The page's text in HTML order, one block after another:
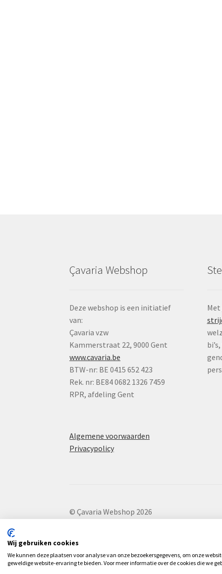
Çavaria Webshop
Deze webshop is een initiatief
van:
Çavaria vzw
Kammerstraat 22, 9000 Gent
www.cavaria.be
BTW-nr: BE 0415 652 423
Rek. nr: BE84 0682 1326 7459
RPR, afdeling Gent
Algemene voorwaarden
Privacypolicy
Met
© Çavaria Webshop 2026
Wij gebruiken cookies
We kunnen deze plaatsen voor analyse van onze bezoekersgegevens, om onze
geweldige website-ervaring te bieden. Voor meer informatie over de cookies die we